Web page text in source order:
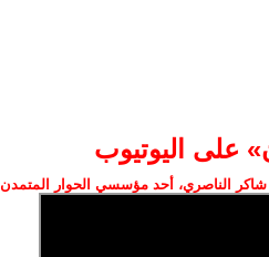
على اليوتيوب
الناصري، أحد مؤسسي الحوار المتمدن